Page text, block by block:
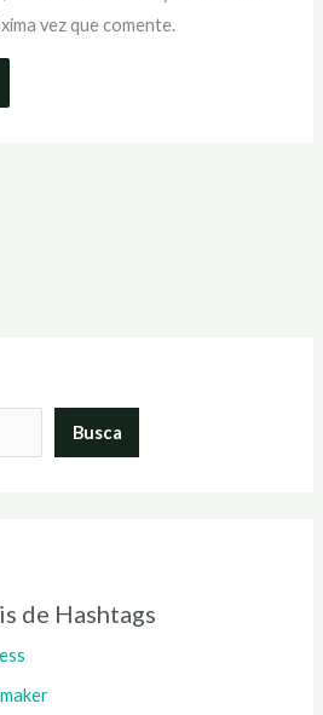
vez que comente.
Busca
de Hashtags